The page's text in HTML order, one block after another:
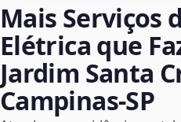
Mais Serviços
Elétrica que
Jardim Santa
Campinas‑SP